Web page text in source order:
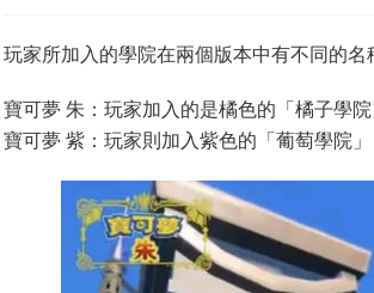
玩家所加入的學院在兩個版本中有不同的名
寶可夢 朱：玩家加入的是橘色的「橘子學
寶可夢 紫：玩家則加入紫色的「葡萄學院